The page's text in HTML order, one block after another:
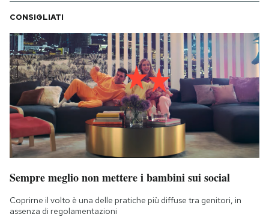
CONSIGLIATI
Sempre meglio non mettere i bambini sui social
Coprirne il volto è una delle pratiche più diffuse tra genitori, in
assenza di regolamentazioni